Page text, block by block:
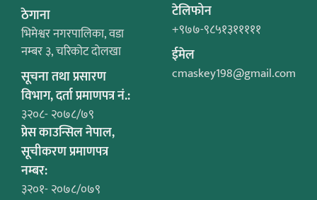
ठेगाना
भिमेश्वर नगरपालिका, वडा
नम्बर ३, चरिकोट दोलखा
सूचना तथा प्रसारण
विभाग, दर्ता प्रमाणपत्र नं.:
३२०८- २०७८/७९
प्रेस काउन्सिल नेपाल,
सूचीकरण प्रमाणपत्र
नम्बर:
३२०१- २०७८/०७९
टेलिफोन
+९७७-९८५१३१११११
ईमेल
cmaskey198@gmail.com